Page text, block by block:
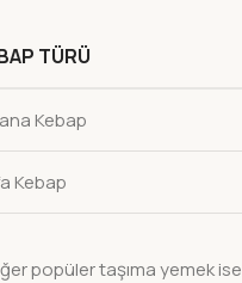
TÜRÜ
Kebap
Kebap
popüler taşıma yemek ise